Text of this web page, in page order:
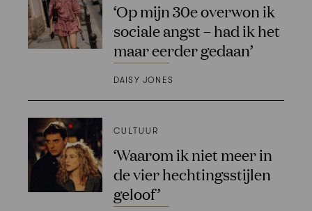
‘Op mijn 30e overwon ik
sociale angst – had ik het
maar eerder gedaan’
DAISY JONES
CULTUUR
‘Waarom ik niet meer in
de vier hechtingsstijlen
geloof’